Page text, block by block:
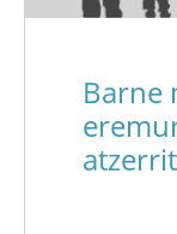
Barne